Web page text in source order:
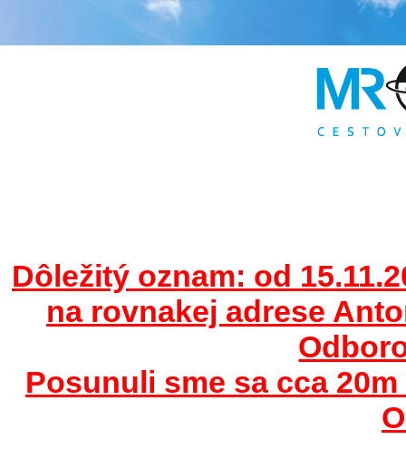
Dôležitý oznam: od
na rovnakej adrese
Posunuli sme sa cca